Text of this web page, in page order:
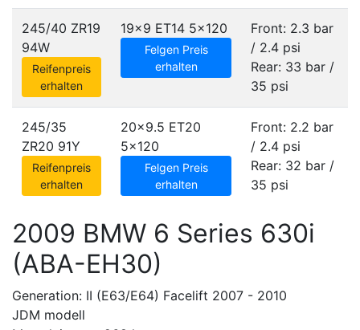
245/40 ZR19
94W
Reifenpreis
erhalten
19x9 ET14 5x120
Felgen Preis
erhalten
Front: 2.3 bar
/ 2.4 psi
Rear: 33 bar /
35 psi
245/35
ZR20 91Y
Reifenpreis
erhalten
20x9.5 ET20
5x120
Felgen Preis
erhalten
Front: 2.2 bar
/ 2.4 psi
Rear: 32 bar /
35 psi
2009 BMW 6 Series 630i
(ABA-EH30)
Generation: II (E63/E64) Facelift 2007 - 2010
JDM modell